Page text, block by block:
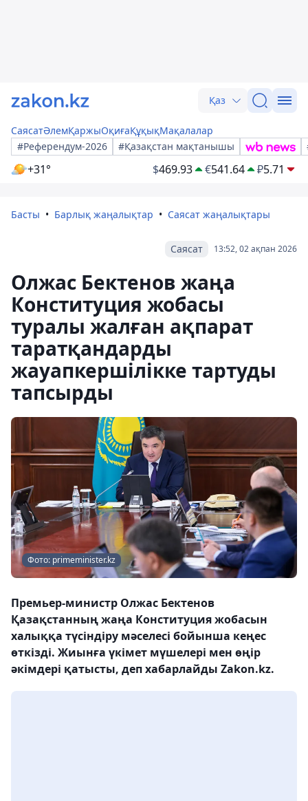
Қаз
СаясатӘлемҚаржыОқиғаҚұқықМақалалар
#Референдум-2026
#Қазақстан мақтанышы
+31° $469.93 €541.64 ₽5.71
Басты Барлық жаңалықтар Саясат жаңалықтары
13:52, 02 ақпан 2026
Саясат
Олжас Бектенов жаңа
Конституция жобасы
туралы жалған ақпарат
таратқандарды
жауапкершілікке тартуды
тапсырды
Фото: primeminister.kz
Премьер-министр Олжас Бектенов
Қазақстанның жаңа Конституция жобасын
халыққа түсіндіру мәселесі бойынша кеңес
өткізді. Жиынға үкімет мүшелері мен өңір
әкімдері қатысты, деп хабарлайды Zakon.kz.